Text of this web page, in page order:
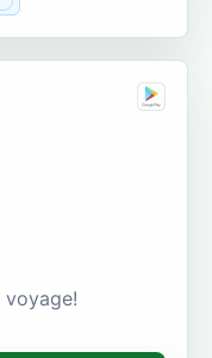
voyage!